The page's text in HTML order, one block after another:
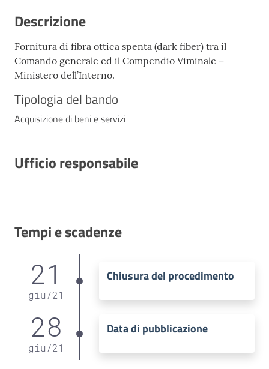
Descrizione
Fornitura di fibra ottica spenta (dark fiber) tra il
Comando generale ed il Compendio Viminale –
Ministero dell’Interno.
Tipologia del bando
Acquisizione di beni e servizi
Ufficio responsabile
Tempi e scadenze
21
giu /21
Chiusura del procedimento
28
giu /21
Data di pubblicazione